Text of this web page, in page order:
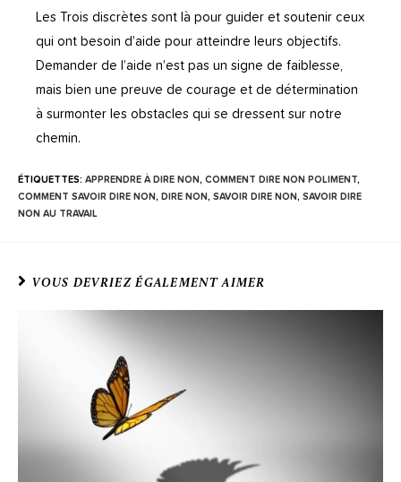
Les Trois discrètes sont là pour guider et soutenir ceux
qui ont besoin d’aide pour atteindre leurs objectifs.
Demander de l’aide n’est pas un signe de faiblesse,
mais bien une preuve de courage et de détermination
à surmonter les obstacles qui se dressent sur notre
chemin.
ÉTIQUETTES: APPRENDRE À DIRE NON, COMMENT DIRE NON POLIMENT,
COMMENT SAVOIR DIRE NON, DIRE NON, SAVOIR DIRE NON, SAVOIR DIRE
NON AU TRAVAIL
VOUS DEVRIEZ ÉGALEMENT AIMER